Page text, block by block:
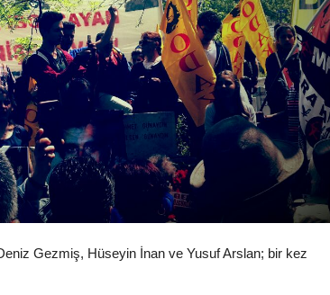
Gezmiş, Hüseyin İnan ve Yusuf Arslan; bir kez